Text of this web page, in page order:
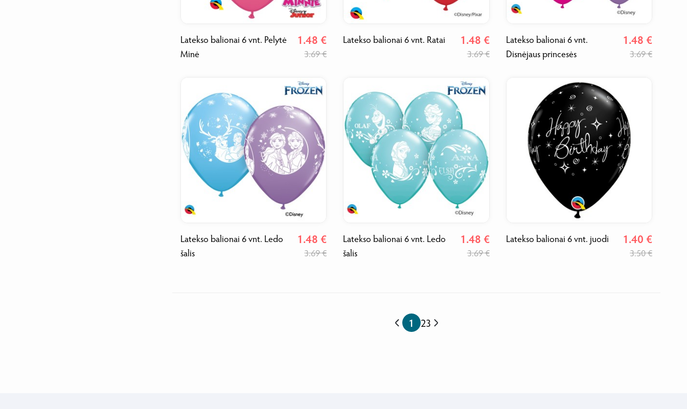
Latekso balionai 6 vnt. Pelytė
Minė
1.48 €
3.69 €
Latekso balionai 6 vnt. Ratai 1.48 €
3.69 €
Latekso balionai 6 vnt.
Disnėjaus princesės
1.48 €
3.69 €
Latekso balionai 6 vnt. Ledo
šalis
1.48 €
3.69 €
Latekso balionai 6 vnt. Ledo
šalis
1.48 €
3.69 €
Latekso balionai 6 vnt. juodi 1.40 €
3.50 €
1 23